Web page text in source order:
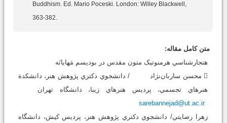
Buddhism. Ed. Mario Poceski. London: Willey Blackwell,
363-382.
متن کامل مقاله:
هنجارشناسي هرمنوتيک متون مقدس در بوديسم مَهايانَه
 محسن ساربان‌نژاد / دانشجوي دکتري پژوهش هنر، دانشکدة
هنرهاي تجسمي، پرديس هنرهاي زيبا، دانشگاه تهران
sarebannejad@ut.ac.ir
زهرا رضايتي/ دانشجوي دکتري پژوهش هنر، پرديس کيش، دانشگاه